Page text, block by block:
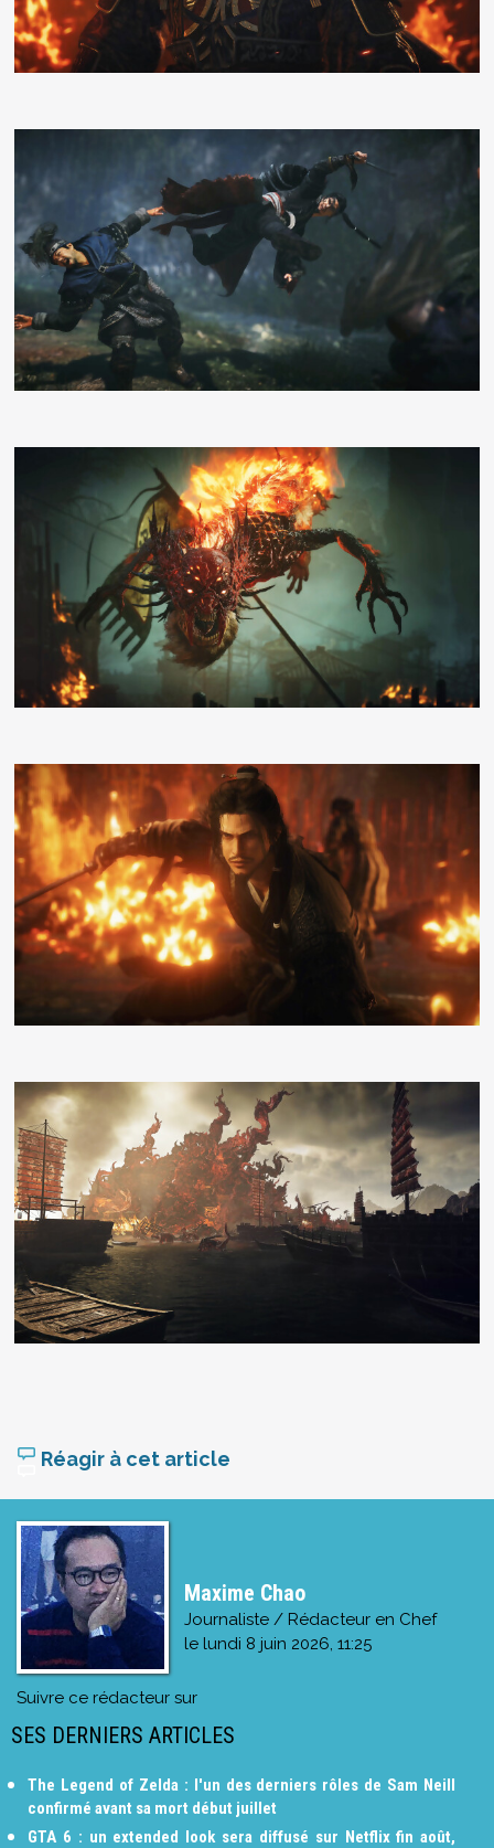
Réagir à cet article
Maxime Chao
Journaliste / Rédacteur en Chef
le lundi 8 juin 2026, 11:25
Suivre ce rédacteur sur
SES DERNIERS ARTICLES
The Legend of Zelda : l'un des derniers rôles de Sam Neill
confirmé avant sa mort début juillet
GTA 6 : un extended look sera diffusé sur Netflix fin août,